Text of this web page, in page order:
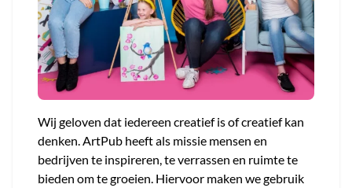
Wij geloven dat iedereen creatief is of creatief kan
denken. ArtPub heeft als missie mensen en
bedrijven te inspireren, te verrassen en ruimte te
bieden om te groeien. Hiervoor maken we gebruik